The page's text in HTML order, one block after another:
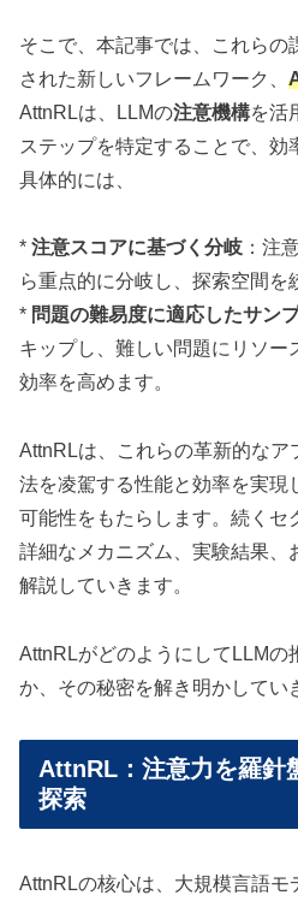
そこで、本記事では、これらの
された新しいフレームワーク、
AttnRLは、LLMの注意機構を活
ステップを特定することで、効
具体的には、
* 注意スコアに基づく分岐 ：注
ら重点的に分岐し、探索空間を
* 問題の難易度に適応したサン
キップし、難しい問題にリソー
効率を高めます。
AttnRLは、これらの革新的なア
法を凌駕する性能と効率を実現
可能性をもたらします。続くセ
詳細なメカニズム、実験結果、
解説していきます。
AttnRLがどのようにしてLLMの
か、その秘密を解き明かしてい
AttnRL：注意力を羅針
探索
AttnRLの核心は、大規模言語モ